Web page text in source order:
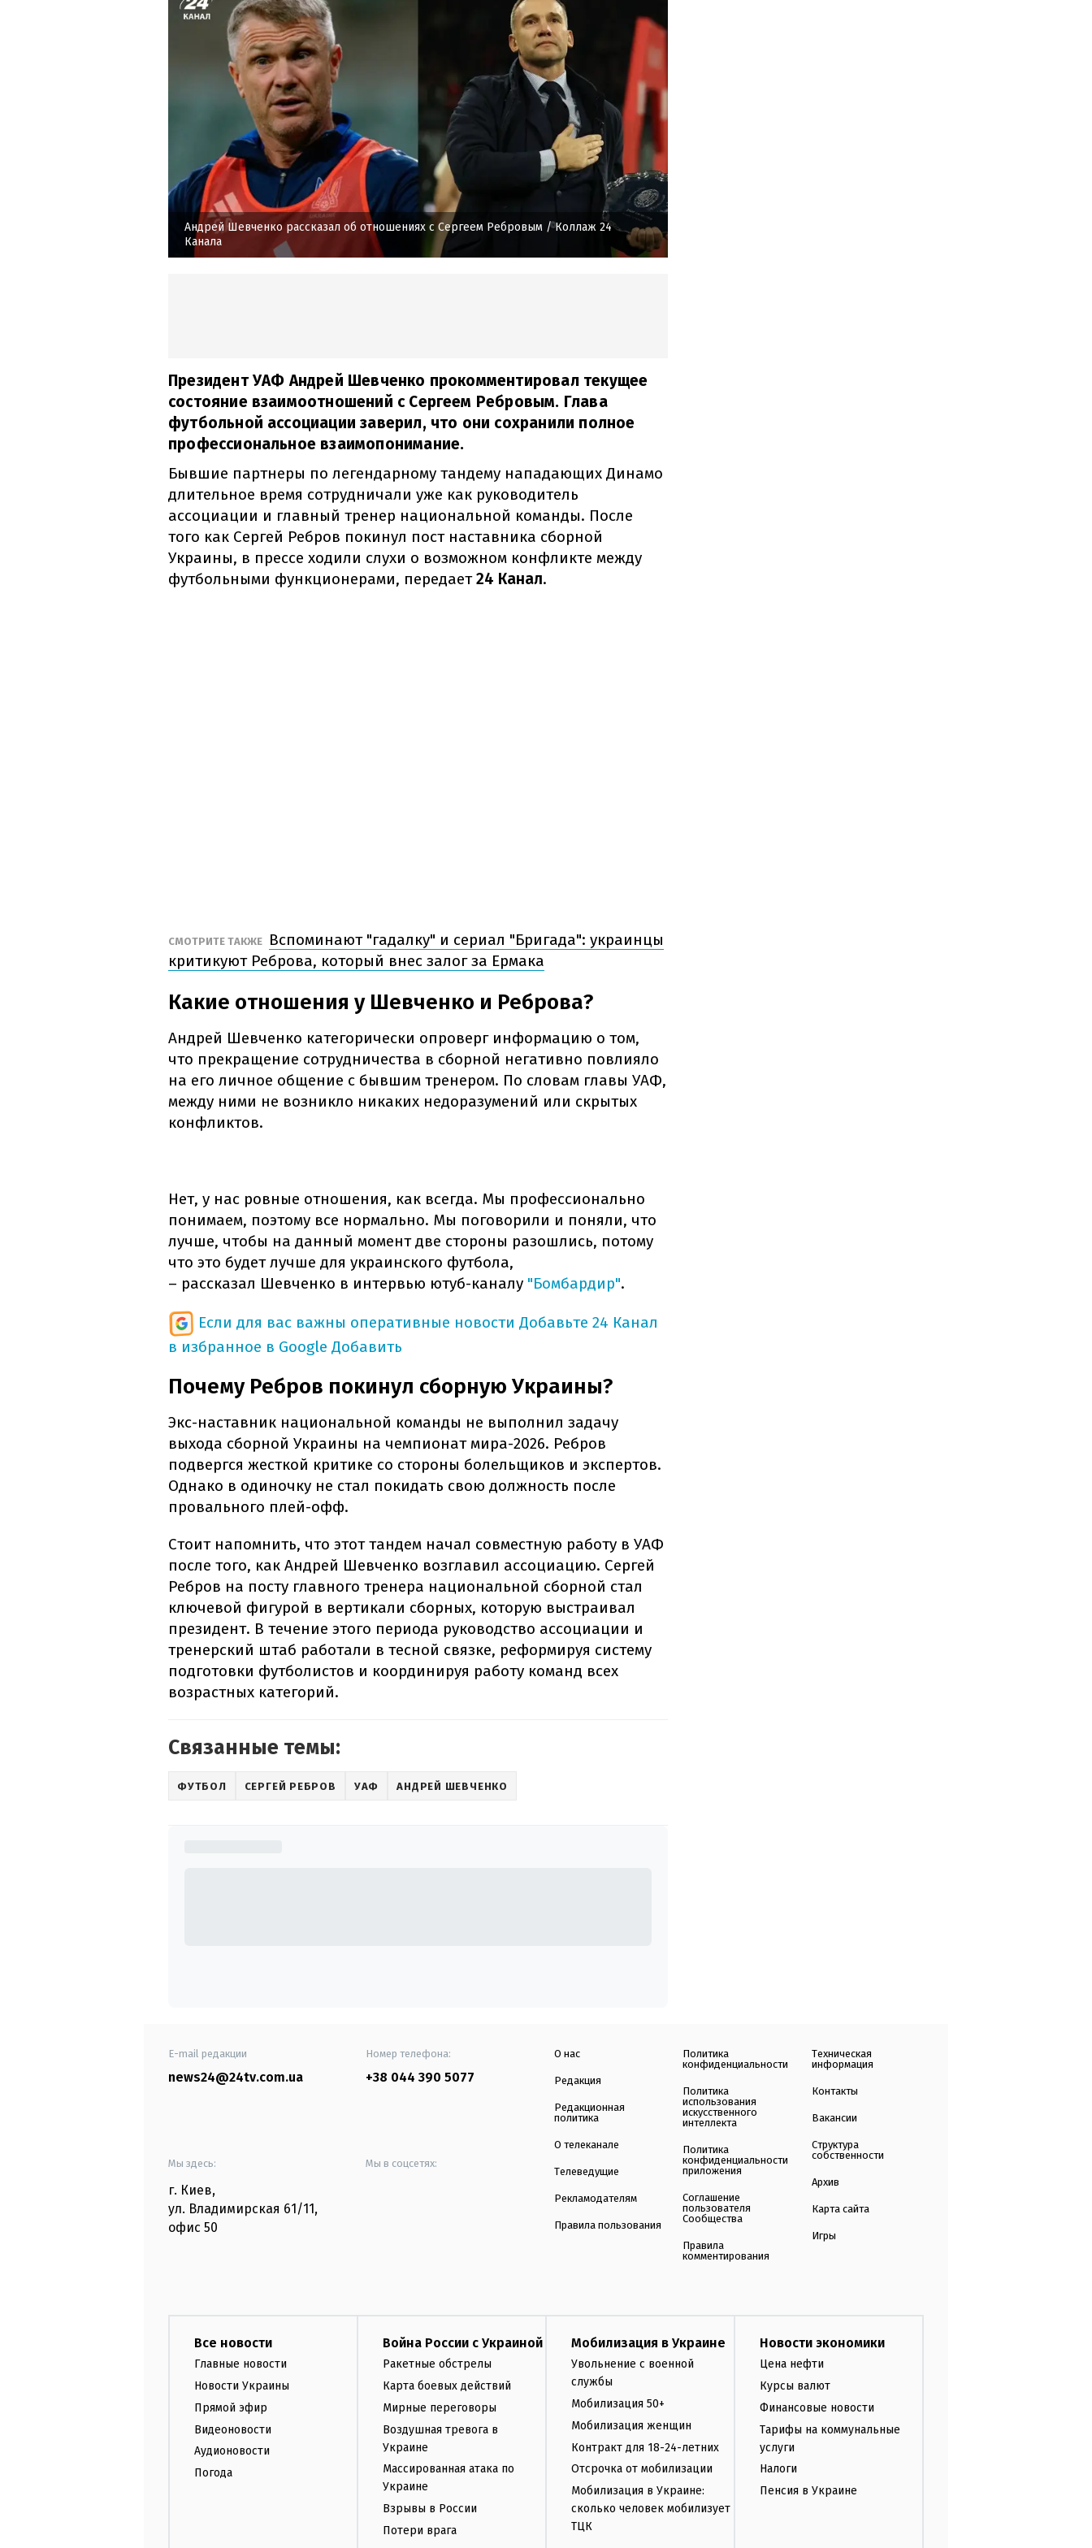
Андрей Шевченко рассказал об отношениях с Сергеем Ребровым / Коллаж 24
Канала
Президент УАФ Андрей Шевченко прокомментировал текущее
состояние взаимоотношений с Сергеем Ребровым. Глава
футбольной ассоциации заверил, что они сохранили полное
профессиональное взаимопонимание.
Бывшие партнеры по легендарному тандему нападающих Динамо
длительное время сотрудничали уже как руководитель
ассоциации и главный тренер национальной команды. После
того как Сергей Ребров покинул пост наставника сборной
Украины, в прессе ходили слухи о возможном конфликте между
футбольными функционерами, передает24 Канал.
СМОТРИТЕ ТАКЖЕ
Вспоминают "гадалку" и сериал "Бригада": украинцы
критикуют Реброва, который внес залог за Ермака
Какие отношения у Шевченко и Реброва?
Андрей Шевченко категорически опроверг информацию о том,
что прекращение сотрудничества в сборной негативно повлияло
на его личное общение с бывшим тренером. По словам главы УАФ,
между ними не возникло никаких недоразумений или скрытых
конфликтов.
Нет, у нас ровные отношения, как всегда. Мы профессионально
понимаем, поэтому все нормально. Мы поговорили и поняли, что
лучше, чтобы на данный момент две стороны разошлись, потому
что это будет лучше для украинского футбола,
– рассказал Шевченко в интервью ютуб-каналу "Бомбардир".
Если для вас важны оперативные новости Добавьте 24 Канал
в избранное в Google Добавить
Почему Ребров покинул сборную Украины?
Экс-наставник национальной команды не выполнил задачу
выхода сборной Украины на чемпионат мира-2026. Ребров
подвергся жесткой критике со стороны болельщиков и экспертов.
Однако в одиночку не стал покидать свою должность после
провального плей-офф.
Стоит напомнить, что этот тандем начал совместную работу в УАФ
после того, как Андрей Шевченко возглавил ассоциацию. Сергей
Ребров на посту главного тренера национальной сборной стал
ключевой фигурой в вертикали сборных, которую выстраивал
президент. В течение этого периода руководство ассоциации и
тренерский штаб работали в тесной связке, реформируя систему
подготовки футболистов и координируя работу команд всех
возрастных категорий.
Связанные темы:
ФУТБОЛ СЕРГЕЙ РЕБРОВ УАФ АНДРЕЙ ШЕВЧЕНКО
E-mail редакции
news24@24tv.com.ua
Номер телефона:
+38 044 390 5077
Мы здесь:
г. Киев,
ул. Владимирская 61/11,
офис 50
Мы в соцсетях:
О нас
Редакция
Редакционная
политика
О телеканале
Телеведущие
Рекламодателям
Правила пользования
Политика
конфиденциальности
Политика
использования
искусственного
интеллекта
Политика
конфиденциальности
приложения
Соглашение
пользователя
Сообщества
Правила
комментирования
Техническая
информация
Контакты
Вакансии
Структура
собственности
Архив
Карта сайта
Игры
Все новости
Главные новости
Новости Украины
Прямой эфир
Видеоновости
Аудионовости
Погода
Война России с Украиной
Ракетные обстрелы
Карта боевых действий
Мирные переговоры
Воздушная тревога в
Украине
Массированная атака по
Украине
Взрывы в России
Потери врага
Мобилизация в Украине
Увольнение с военной
службы
Мобилизация 50+
Мобилизация женщин
Контракт для 18-24-летних
Отсрочка от мобилизации
Мобилизация в Украине:
сколько человек мобилизует
ТЦК
Новости экономики
Цена нефти
Курсы валют
Финансовые новости
Тарифы на коммунальные
услуги
Налоги
Пенсия в Украине